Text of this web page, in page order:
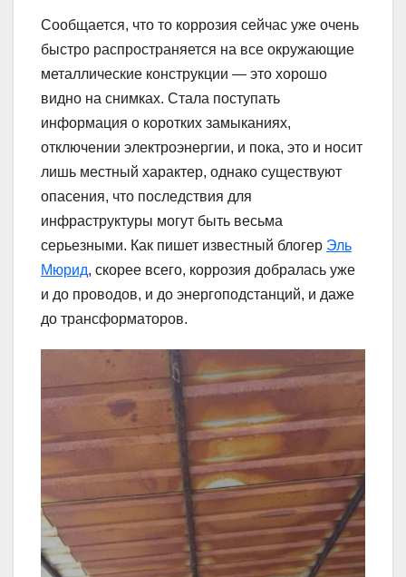
Сообщается, что то коррозия сейчас уже очень
быстро распространяется на все окружающие
металлические конструкции — это хорошо
видно на снимках. Стала поступать
информация о коротких замыканиях,
отключении электроэнергии, и пока, это и носит
лишь местный характер, однако существуют
опасения, что последствия для
инфраструктуры могут быть весьма
серьезными. Как пишет известный блогер Эль
Мюрид, скорее всего, коррозия добралась уже
и до проводов, и до энергоподстанций, и даже
до трансформаторов.